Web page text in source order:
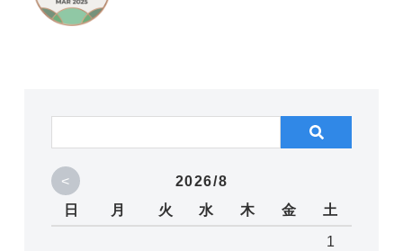
<
2026/8
日
月 火 水 木 金 土
1